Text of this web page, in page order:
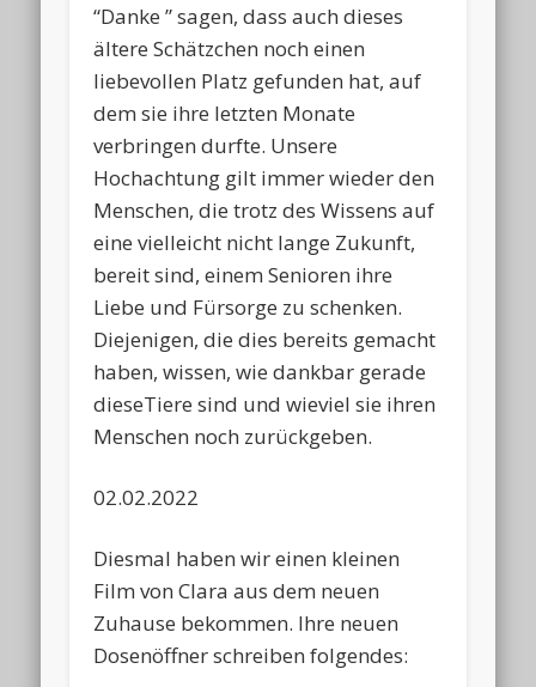
“Danke ” sagen, dass auch dieses
ältere Schätzchen noch einen
liebevollen Platz gefunden hat, auf
dem sie ihre letzten Monate
verbringen durfte. Unsere
Hochachtung gilt immer wieder den
Menschen, die trotz des Wissens auf
eine vielleicht nicht lange Zukunft,
bereit sind, einem Senioren ihre
Liebe und Fürsorge zu schenken.
Diejenigen, die dies bereits gemacht
haben, wissen, wie dankbar gerade
dieseTiere sind und wieviel sie ihren
Menschen noch zurückgeben.
02.02.2022
Diesmal haben wir einen kleinen
Film von Clara aus dem neuen
Zuhause bekommen. Ihre neuen
Dosenöffner schreiben folgendes: